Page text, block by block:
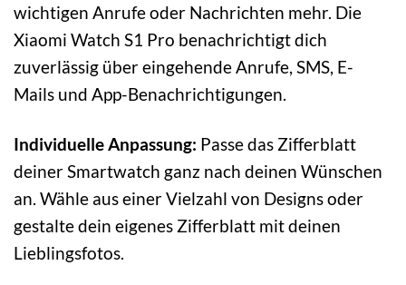
wichtigen Anrufe oder Nachrichten mehr. Die
Xiaomi Watch S1 Pro benachrichtigt dich
zuverlässig über eingehende Anrufe, SMS, E-
Mails und App-Benachrichtigungen.
Individuelle Anpassung: Passe das Zifferblatt
deiner Smartwatch ganz nach deinen Wünschen
an. Wähle aus einer Vielzahl von Designs oder
gestalte dein eigenes Zifferblatt mit deinen
Lieblingsfotos.